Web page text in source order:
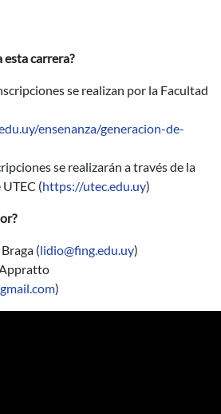
esta carrera?
se realizan por la Facultad
ensenanza/generacion-de-
se realizarán a través de la
(https://utec.edu.uy)
(lidio@fing.edu.uy)
)